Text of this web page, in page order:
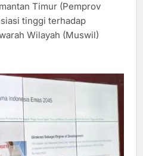
Timur (Pemprov
tinggi terhadap
Wilayah (Muswil)